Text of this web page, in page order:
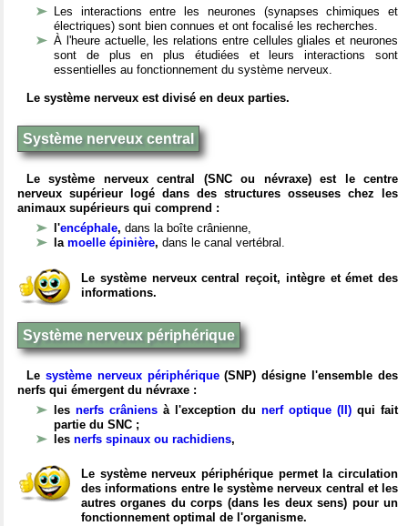
Les interactions entre les neurones (synapses chimiques et
électriques) sont bien connues et ont focalisé les recherches.
À l'heure actuelle, les relations entre cellules gliales et neurones
sont de plus en plus étudiées et leurs interactions sont
essentielles au fonctionnement du système nerveux.
Le système nerveux est divisé en deux parties.
Système nerveux central
Le système nerveux central (SNC ou névraxe) est le centre
nerveux supérieur logé dans des structures osseuses chez les
animaux supérieurs qui comprend :
l'encéphale, dans la boîte crânienne,
la moelle épinière, dans le canal vertébral.
Le système nerveux central reçoit, intègre et émet des
informations.
Système nerveux périphérique
Le système nerveux périphérique(SNP) désigne l'ensemble des
nerfs qui émergent du névraxe :
les nerfs crâniens à l'exception du nerf optique (II) qui fait
partie du SNC ;
les nerfs spinaux ou rachidiens,
Le système nerveux périphérique permet la circulation
des informations entre le système nerveux central et les
autres organes du corps (dans les deux sens) pour un
fonctionnement optimal de l'organisme.